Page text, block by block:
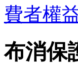
費者權
布消保